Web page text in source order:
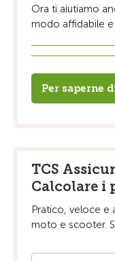
Ora ti aiutiamo
modo affidabile
Per saperne
TCS
Calcolare i
Pratico, veloce
moto e scooter.